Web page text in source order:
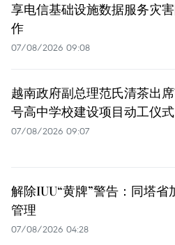
享电信基础设施数据服务灾
作
07/08/2026 09:08
越南政府副总理范氏清茶出
号高中学校建设项目动工仪式
07/08/2026 09:07
解除IUU“黄牌”警告：同塔省
管理
07/08/2026 04:28